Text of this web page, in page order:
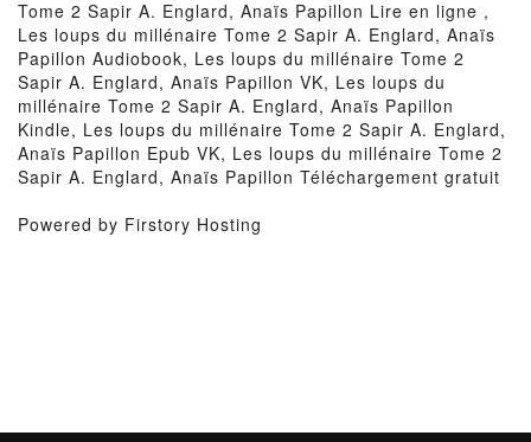
Tome 2 Sapir A. Englard, Anaïs Papillon Lire en ligne ,
Les loups du millénaire Tome 2 Sapir A. Englard, Anaïs
Papillon Audiobook, Les loups du millénaire Tome 2
Sapir A. Englard, Anaïs Papillon VK, Les loups du
millénaire Tome 2 Sapir A. Englard, Anaïs Papillon
Kindle, Les loups du millénaire Tome 2 Sapir A. Englard,
Anaïs Papillon Epub VK, Les loups du millénaire Tome 2
Sapir A. Englard, Anaïs Papillon Téléchargement gratuit
Powered by Firstory Hosting